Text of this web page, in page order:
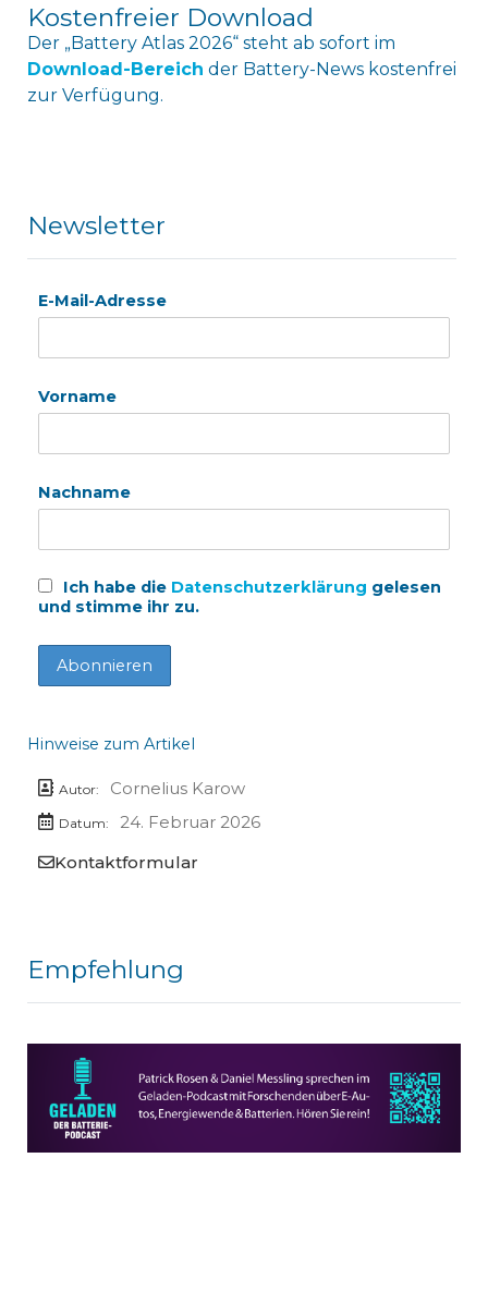
Kostenfreier Download
Der „Battery Atlas 2026“ steht ab sofort im
Download-Bereich der Battery-News kostenfrei
zur Verfügung.
Newsletter
E-Mail-Adresse
Vorname
Nachname
Ich habe die Datenschutzerklärung gelesen
und stimme ihr zu.
Hinweise zum Artikel
Autor: Cornelius Karow
Datum:
24. Februar 2026
Kontaktformular
Empfehlung